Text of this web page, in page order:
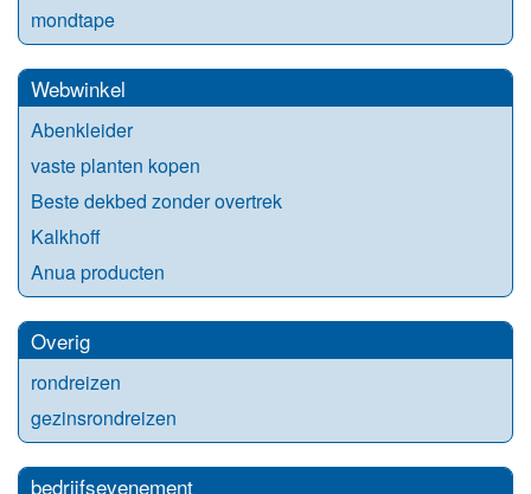
mondtape
Webwinkel
Abenkleider
vaste planten kopen
Beste dekbed zonder overtrek
Kalkhoff
Anua producten
Overig
rondreizen
gezinsrondreizen
bedrijfsevenement